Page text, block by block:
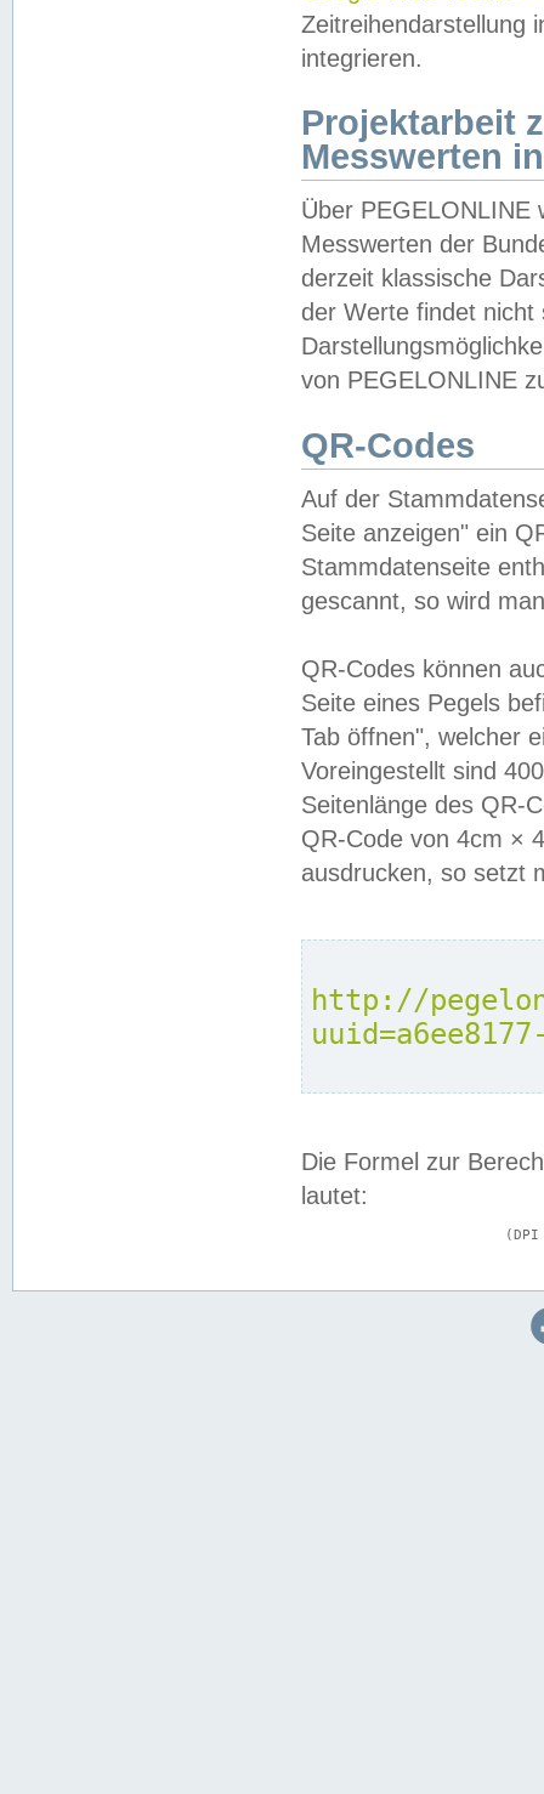
Zeitreihendarstellung
integrieren.
Projektarbeit
Messwerten
Über PEGELONLINE
Messwerten der
derzeit klassische
der Werte findet
von PEGELONLINE
QR-Codes
Auf der
Seite anzeigen" ein
Stammdatenseite
gescannt, so wird
QR-Codes können
Seite eines Pegels
Tab öffnen", welcher
Voreingestellt sind
Seitenlänge des QR-
QR-Code von 4cm ×
ausdrucken, so setzt
http://
Die Formel zur
lautet: